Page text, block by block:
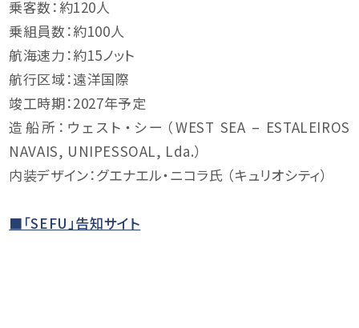
乗客数：約120人
乗組員数：約100人
航海速力：約15ノット
航行区域：遠洋国際
竣工時期：2027年予定
造船所：ウェスト・シー（WEST SEA – ESTALEIROS
NAVAIS, UNIPESSOAL, Lda.）
内装デザイン：グエナエル・ニコラ氏 （キュリオシティ）
■「SEFU」告知サイト